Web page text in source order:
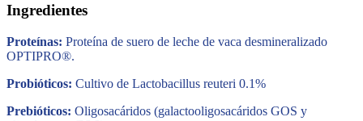
Ingredientes
Proteínas: Proteína de suero de leche de vaca desmineralizado
OPTIPRO®.
Probióticos: Cultivo de Lactobacillus reuteri 0.1%
Prebióticos: Oligosacáridos (galactooligosacáridos GOS y